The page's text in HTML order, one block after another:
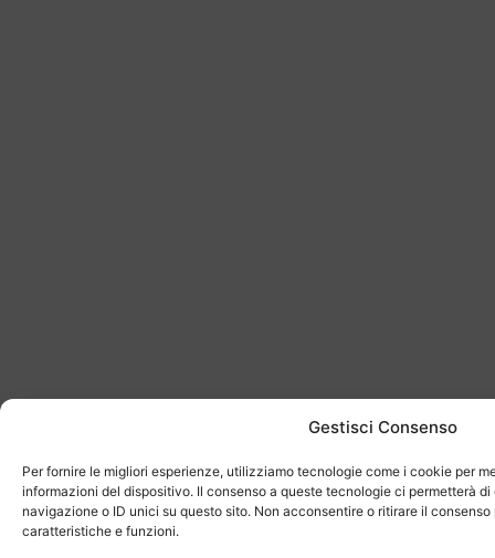
Gestisci Consenso
Per fornire le migliori esperienze, utilizziamo tecnologie come i cookie per
informazioni del dispositivo. Il consenso a queste tecnologie ci permetterà
navigazione o ID unici su questo sito. Non acconsentire o ritirare il
caratteristiche e funzioni.